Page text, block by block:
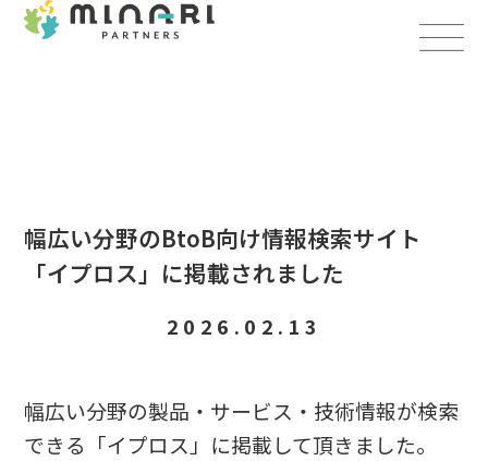
幅広い分野のBtoB向け情報検索サイト
「イプロス」に掲載されました
2026.02.13
幅広い分野の製品・サービス・技術情報が検索
できる「イプロス」に掲載して頂きました。